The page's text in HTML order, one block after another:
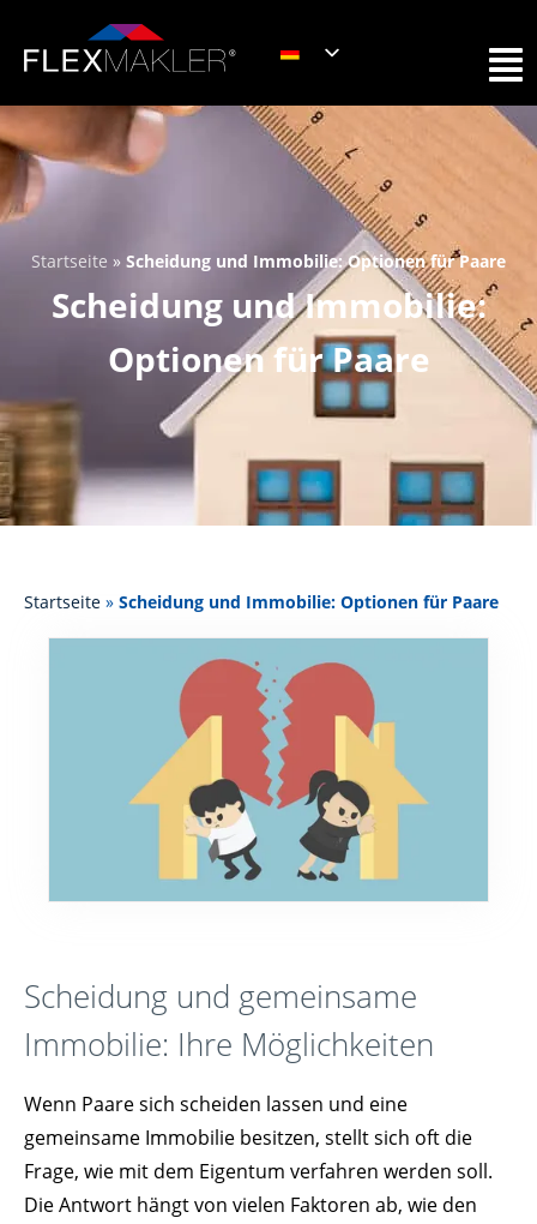
Startseite » Scheidung und Immobilie: Optionen für Paare
Scheidung und Immobilie:
Optionen für Paare
Startseite » Scheidung und Immobilie: Optionen für Paare
Scheidung und gemeinsame
Immobilie: Ihre Möglichkeiten
Wenn Paare sich scheiden lassen und eine
gemeinsame Immobilie besitzen, stellt sich oft die
Frage, wie mit dem Eigentum verfahren werden soll.
Die Antwort hängt von vielen Faktoren ab, wie den